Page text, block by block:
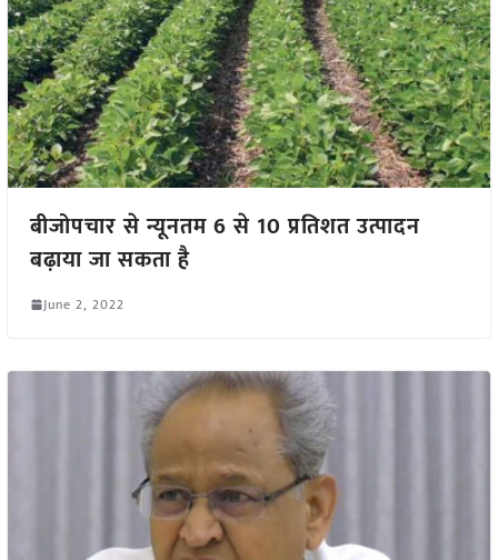
बीजोपचार से न्यूनतम 6 से 10 प्रतिशत उत्पादन
बढ़ाया जा सकता है
June 2, 2022